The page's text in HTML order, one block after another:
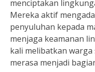
menciptakan
Mereka aktif
penyuluhan kepada
menjaga keamanan
kali melibatkan
merasa menjadi